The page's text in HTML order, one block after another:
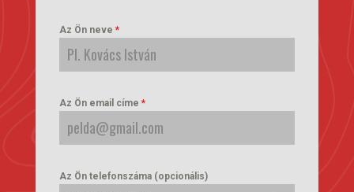
Az Ön neve *
Az Ön email címe *
Az Ön telefonszáma (opcionális)